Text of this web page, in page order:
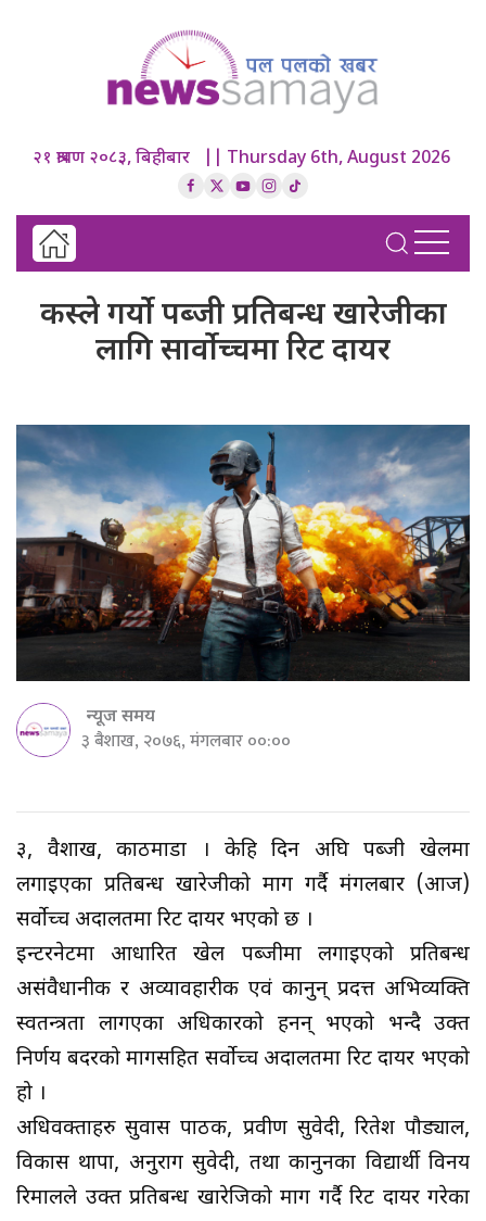
२१ श्रावण २०८३, बिहीबार || Thursday 6th, August 2026
कस्ले गर्यो पब्जी प्रतिबन्ध खारेजीका
लागि सार्वोच्चमा रिट दायर
न्यूज समय
३ बैशाख, २०७६, मंगलबार ००:००
३, वैशाख, काठमाडौं । केहि दिन अघि पब्जी खेलमा
लगाइएका प्रतिबन्ध खारेजीको माग गर्दै मंगलबार (आज)
सर्वोच्च अदालतमा रिट दायर भएको छ ।
इन्टरनेटमा आधारित खेल पब्जीमा लगाइएको प्रतिबन्ध
असंवैधानीक र अव्यावहारीक एवं कानुन् प्रदत्त अभिव्यक्ति
स्वतन्त्रता लागएका अधिकारको हनन् भएको भन्दै उक्त
निर्णय बदरको मागसहित सर्वोच्च अदालतमा रिट दायर भएको
हो ।
अधिवक्ताहरु सुवास पाठक, प्रवीण सुवेदी, रितेश पौड्याल,
विकास थापा, अनुराग सुवेदी, तथा कानुनका विद्यार्थी विनय
रिमालले उक्त प्रतिबन्ध खारेजिको माग गर्दै रिट दायर गरेका